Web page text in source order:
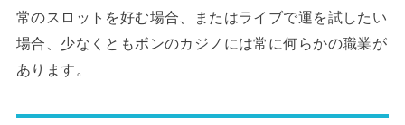
常のスロットを好む場合、またはライブで運を試したい
場合、少なくともボンのカジノには常に何らかの職業が
あります。